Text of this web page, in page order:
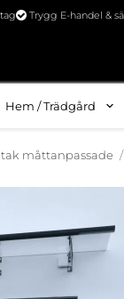
Trygg E-handel &
Hem / Trädgård
måttanpassade /